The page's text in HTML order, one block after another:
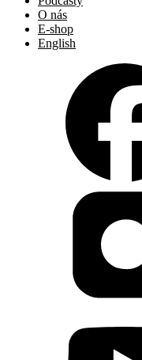
O nás
E-shop
English